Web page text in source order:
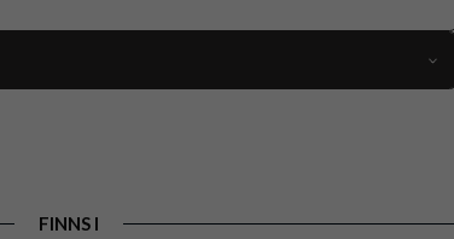
Kortfack, Magnetstängning
FINNS I